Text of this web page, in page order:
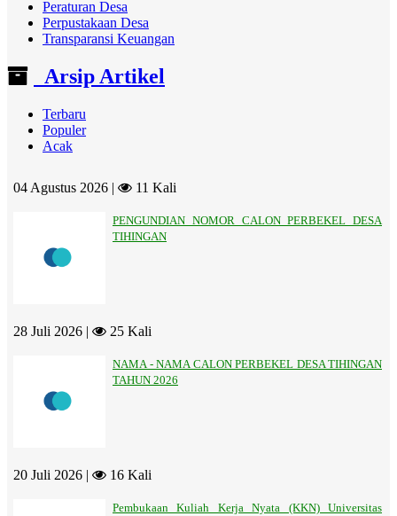
Peraturan Desa
Perpustakaan Desa
Transparansi Keuangan
Arsip Artikel
Terbaru
Populer
Acak
04 Agustus 2026 | 11 Kali
PENGUNDIAN NOMOR CALON PERBEKEL DESA
TIHINGAN
28 Juli 2026 | 25 Kali
NAMA - NAMA CALON PERBEKEL DESA TIHINGAN
TAHUN 2026
20 Juli 2026 | 16 Kali
Pembukaan Kuliah Kerja Nyata (KKN) Universitas